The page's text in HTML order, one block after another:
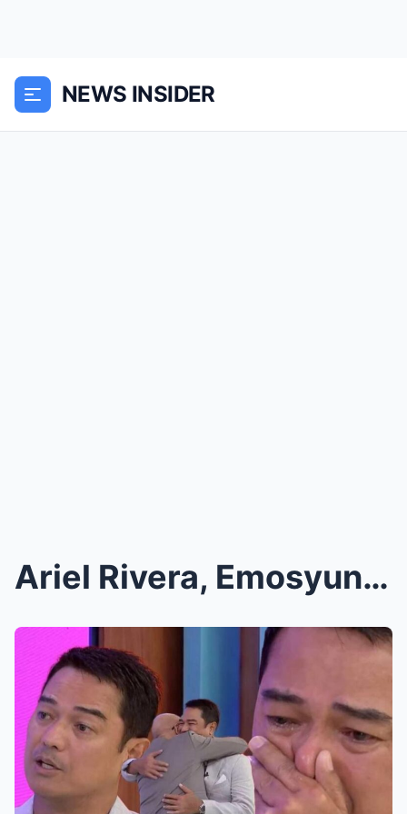
NEWS INSIDER
Ariel Rivera, Emosyunal Sa Pagpanaw ng Kanyang Pin...